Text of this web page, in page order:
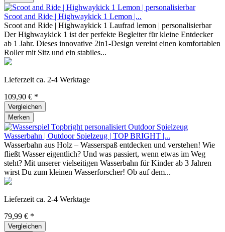
Scoot and Ride | Highwaykick 1 Lemon |...
Scoot and Ride | Highwaykick 1 Laufrad lemon | personalisierbar
Der Highwaykick 1 ist der perfekte Begleiter für kleine Entdecker
ab 1 Jahr. Dieses innovative 2in1-Design vereint einen komfortablen
Roller mit Sitz und ein stabiles...
Lieferzeit ca. 2-4 Werktage
109,90 € *
Vergleichen
Merken
Wasserbahn | Outdoor Spielzeug | TOP BRIGHT |...
Wasserbahn aus Holz – Wasserspaß entdecken und verstehen! Wie
fließt Wasser eigentlich? Und was passiert, wenn etwas im Weg
steht? Mit unserer vielseitigen Wasserbahn für Kinder ab 3 Jahren
wirst Du zum kleinen Wasserforscher! Ob auf dem...
Lieferzeit ca. 2-4 Werktage
79,99 € *
Vergleichen